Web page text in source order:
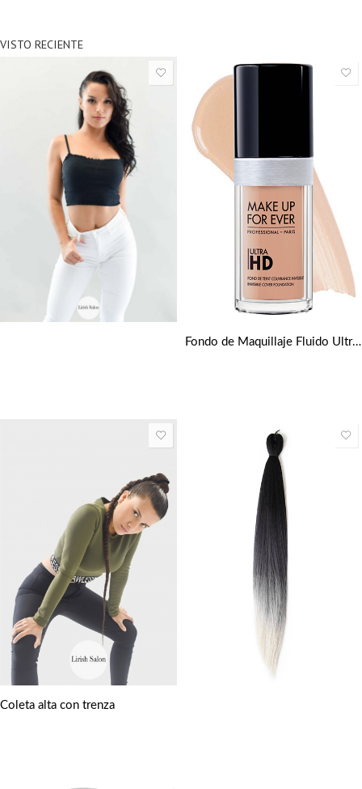
VISTO RECIENTE
Fondo de Maquillaje Fluido Ultra HD tonos medios de Make up Forever
Coleta alta con trenza